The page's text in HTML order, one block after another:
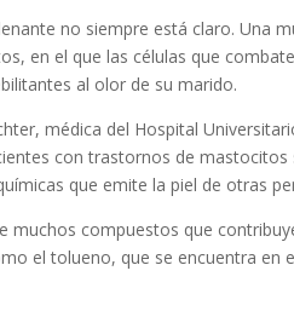
no siempre está claro. Una
en el que las células que
al olor de su marido.
médica del Hospital
con trastornos de
que emite la piel de otras
muchos compuestos que
el tolueno, que se encuentra